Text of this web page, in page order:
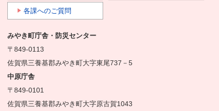
各課へのご質問
みやき町庁舎・防災センター
〒849-0113
佐賀県三養基郡みやき町大字東尾737－5
中原庁舎
〒849-0101
佐賀県三養基郡みやき町大字原古賀1043